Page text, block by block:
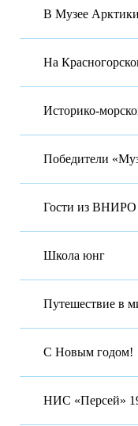
В Музее
На
Историко-
Победители
Гости из ВНИРО
Школа юнг
Путешествие в
С Новым годом!
НИС «Персей»